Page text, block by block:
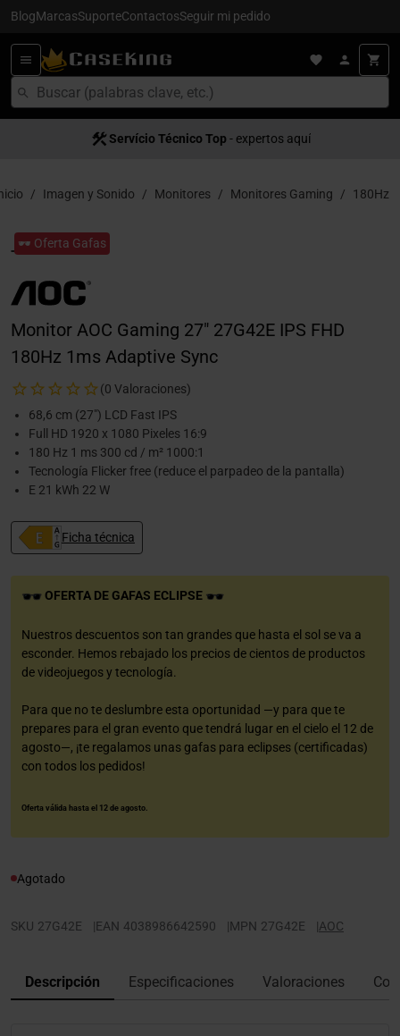
BlogMarcasSuporteContactosSeguir mi pedido
Servício Técnico Top - expertos aquí
Imagen y Sonido Monitores Monitores Gaming 180Hz
🕶️ Oferta Gafas
Monitor AOC Gaming 27" 27G42E IPS FHD
180Hz 1ms Adaptive Sync
(0 Valoraciones)
68,6 cm (27") LCD Fast IPS
Full HD 1920 x 1080 Pixeles 16:9
180 Hz 1 ms 300 cd / m² 1000:1
Tecnología Flicker free (reduce el parpadeo de la pantalla)
E 21 kWh 22 W
Ficha técnica
OFERTA DE GAFAS ECLIPSE
Nuestros descuentos son tan grandes que hasta el sol se va a
esconder. Hemos rebajado los precios de cientos de productos
de videojuegos y tecnología.
Para que no te deslumbre esta oportunidad —y para que te
prepares para el gran evento que tendrá lugar en el cielo el 12 de
agosto—, ¡te regalamos unas gafas para eclipses (certificadas)
con todos los pedidos!
Oferta válida hasta el 12 de agosto.
Agotado
SKU 27G42E |EAN 4038986642590 |MPN 27G42E |AOC
Descripción Especificaciones Valoraciones